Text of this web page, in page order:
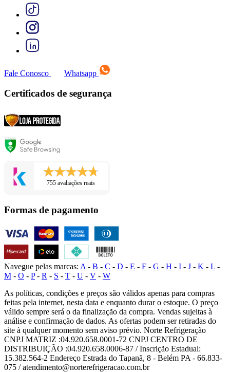
Fale Conosco Whatsapp
Certificados de segurança
755 avaliações reais
Formas de pagamento
Navegue pelas marcas: A - B - C - D - E - F - G - H - I - J - K - L -
M - O - P- R - S - T - U - V - W
As políticas, condições e preços são válidos apenas para compras
feitas pela internet, nesta data e enquanto durar o estoque. O preço
válido sempre será o da finalização da compra. Vendas sujeitas à
análise e confirmação de dados. As ofertas podem ser retiradas do
site à qualquer momento sem aviso prévio. Norte Refrigeração
CNPJ MATRIZ :04.920.658.0001-72 CNPJ CENTRO DE
DISTRIBUIÇÃO :04.920.658.0006-87 / Inscrição Estadual:
15.382.564-2 Endereço Estrada do Tapanã, 8 - Belém PA - 66.833-
075 / atendimento@norterefrigeracao.com.br